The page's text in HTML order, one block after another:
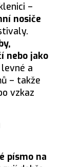
–
nosiče
nebo jako
levné a
– takže
vzkaz
písmo na